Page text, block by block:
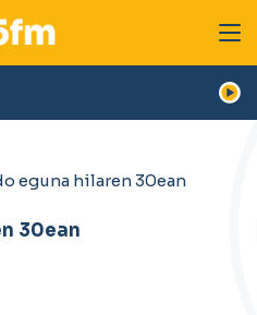
eguna hilaren 30ean
30ean